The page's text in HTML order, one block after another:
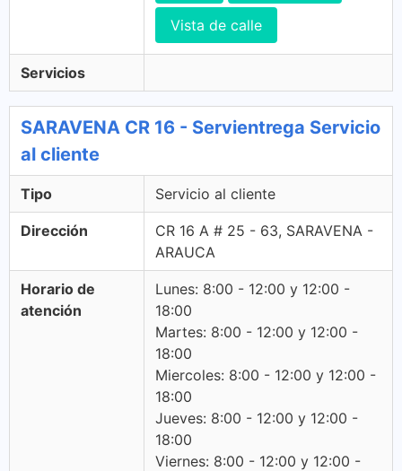
Vista de calle
Servicios
SARAVENA CR 16 - Servientrega Servicio
al cliente
Tipo Servicio al cliente
Dirección
CR 16 A # 25 - 63, SARAVENA -
ARAUCA
Horario de
atención
Lunes: 8:00 - 12:00 y 12:00 -
18:00
Martes: 8:00 - 12:00 y 12:00 -
18:00
Miercoles: 8:00 - 12:00 y 12:00 -
18:00
Jueves: 8:00 - 12:00 y 12:00 -
18:00
Viernes: 8:00 - 12:00 y 12:00 -